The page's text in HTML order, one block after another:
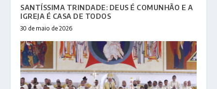
SANTÍSSIMA TRINDADE: DEUS É COMUNHÃO E A
IGREJA É CASA DE TODOS
30 de maio de 2026